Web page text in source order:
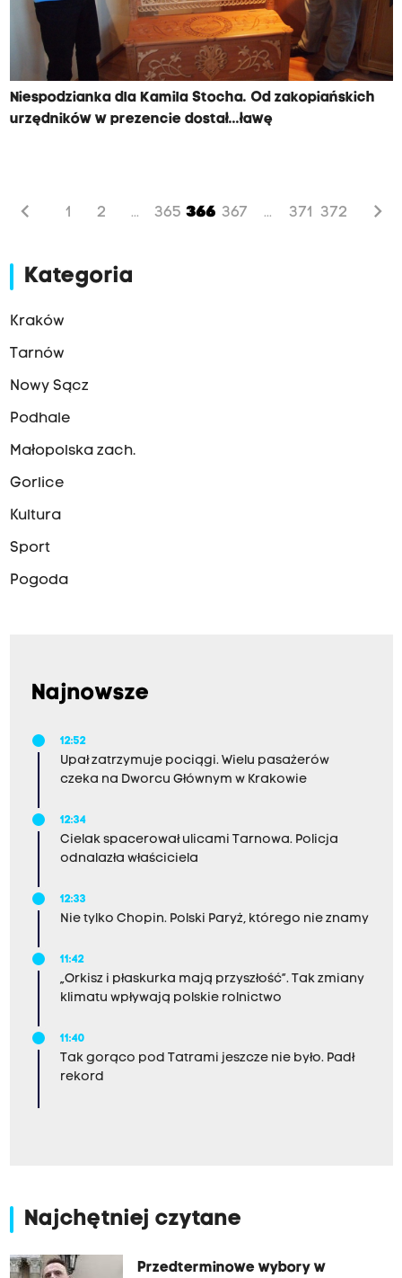
Niespodzianka dla Kamila Stocha. Od zakopiańskich
urzędników w prezencie dostał...ławę
chevron_left 1 2 ... 365 366 367 ... 371 372 chevron_right
Kategoria
Kraków
Tarnów
Nowy Sącz
Podhale
Małopolska zach.
Gorlice
Kultura
Sport
Pogoda
Najnowsze
12:52
Upał zatrzymuje pociągi. Wielu pasażerów
czeka na Dworcu Głównym w Krakowie
12:34
Cielak spacerował ulicami Tarnowa. Policja
odnalazła właściciela
12:33
Nie tylko Chopin. Polski Paryż, którego nie znamy
11:42
„Orkisz i płaskurka mają przyszłość”. Tak zmiany
klimatu wpływają polskie rolnictwo
11:40
Tak gorąco pod Tatrami jeszcze nie było. Padł
rekord
Najchętniej czytane
Przedterminowe wybory w